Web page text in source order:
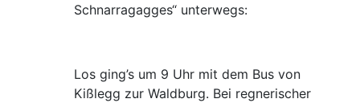
Schnarragagges“ unterwegs:
Los ging’s um 9 Uhr mit dem Bus von
Kißlegg zur Waldburg. Bei regnerischer